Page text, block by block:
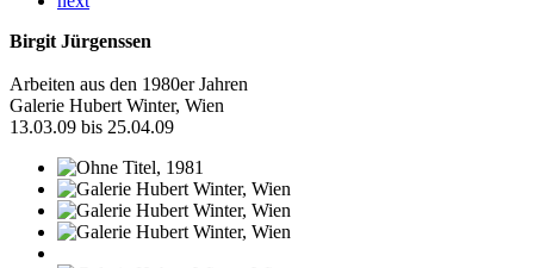
Birgit Jürgenssen
Arbeiten aus den 1980er Jahren
Galerie Hubert Winter, Wien
13.03.09 bis 25.04.09